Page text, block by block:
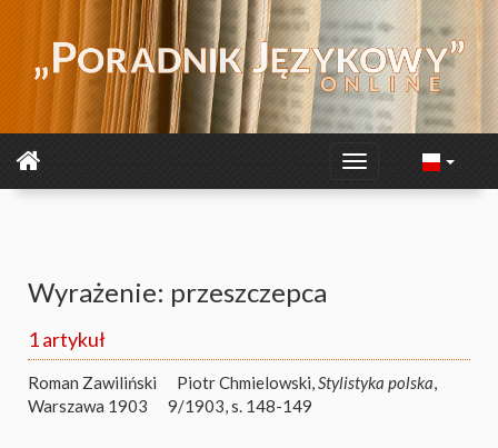
Wyrażenie: przeszczepca
1 artykuł
Roman Zawiliński Piotr Chmielowski,Stylistyka polska,
Warszawa 1903
9/1903, s. 148-149